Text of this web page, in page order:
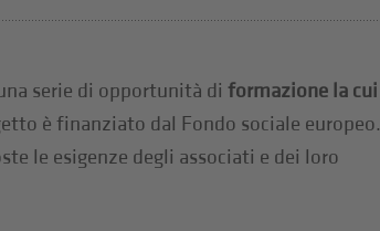
serie di opportunità di formazione la cui
è finanziato dal Fondo sociale europeo.
le esigenze degli associati e dei loro